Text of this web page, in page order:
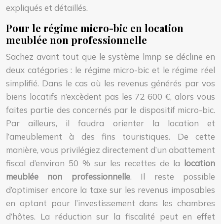
expliqués et détaillés.
Pour le régime micro-bic en location
meublée non professionnelle
Sachez avant tout que le système lmnp se décline en
deux catégories : le régime micro-bic et le régime réel
simplifié. Dans le cas où les revenus générés par vos
biens locatifs n’excèdent pas les 72 600 €, alors vous
faites partie des concernés par le dispositif micro-bic.
Par ailleurs, il faudra orienter la location et
l’ameublement à des fins touristiques. De cette
manière, vous privilégiez directement d’un abattement
fiscal d’environ 50 % sur les recettes de la location
meublée non professionnelle. Il reste possible
d’optimiser encore la taxe sur les revenus imposables
en optant pour l’investissement dans les chambres
d’hôtes. La réduction sur la fiscalité peut en effet